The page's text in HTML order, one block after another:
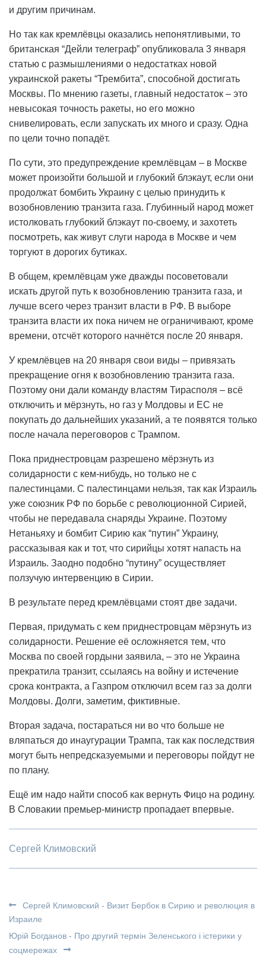
и другим причинам.
Но так как кремлёвцы оказались непонятливыми, то
британская “Дейли телеграф” опубликовала 3 января
статью с размышлениями о недостатках новой
украинской ракеты “Трембита”, способной достигать
Москвы. По мнению газеты, главный недостаток – это
невысокая точность ракеты, но его можно
снивелировать, если запускать их много и сразу. Одна
по цели точно попадёт.
По сути, это предупреждение кремлёвцам – в Москве
может произойти большой и глубокий блэкаут, если они
продолжат бомбить Украину с целью принудить к
возобновлению транзита газа. Глубинный народ может
истолковать глубокий блэкаут по-своему, и захотеть
посмотреть, как живут слуги народа в Москве и чем
торгуют в дорогих бутиках.
В общем, кремлёвцам уже дважды посоветовали
искать другой путь к возобновлению транзита газа, и
лучше всего через транзит власти в РФ. В выборе
транзита власти их пока ничем не ограничивают, кроме
времени, отсчёт которого начнётся после 20 января.
У кремлёвцев на 20 января свои виды – привязать
прекращение огня к возобновлению транзита газа.
Поэтому они дали команду властям Тирасполя – всё
отключить и мёрзнуть, но газ у Молдовы и ЕС не
покупать до дальнейших указаний, а те появятся только
после начала переговоров с Трампом.
Пока приднестровцам разрешено мёрзнуть из
солидарности с кем-нибудь, но только не с
палестинцами. С палестинцами нельзя, так как Израиль
уже союзник РФ по борьбе с революционной Сирией,
чтобы не передавала снаряды Украине. Поэтому
Нетаньяху и бомбит Сирию как “путин” Украину,
рассказывая как и тот, что сирийцы хотят напасть на
Израиль. Заодно подобно “путину” осуществляет
ползучую интервенцию в Сирии.
В результате перед кремлёвцами стоят две задачи.
Первая, придумать с кем приднестровцам мёрзнуть из
солидарности. Решение её осложняется тем, что
Москва по своей гордыни заявила, – это не Украина
прекратила транзит, ссылаясь на войну и истечение
срока контракта, а Газпром отключил всем газ за долги
Молдовы. Долги, заметим, фиктивные.
Вторая задача, постараться ни во что больше не
вляпаться до инаугурации Трампа, так как последствия
могут быть непредсказуемыми и переговоры пойдут не
по плану.
Ещё им надо найти способ как вернуть Фицо на родину.
В Словакии премьер-министр пропадает впервые.
Сергей Климовский
Сергей Климовский - Визит Бербок в Сирию и революция в
Израиле
Юрій Богданов - Про другий термін Зеленського і істерики у
соцмережах